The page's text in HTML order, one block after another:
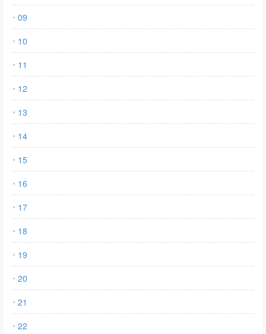
09
10
11
12
13
14
15
16
17
18
19
20
21
22